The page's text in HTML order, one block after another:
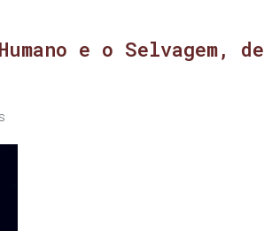
e o Selvagem, de